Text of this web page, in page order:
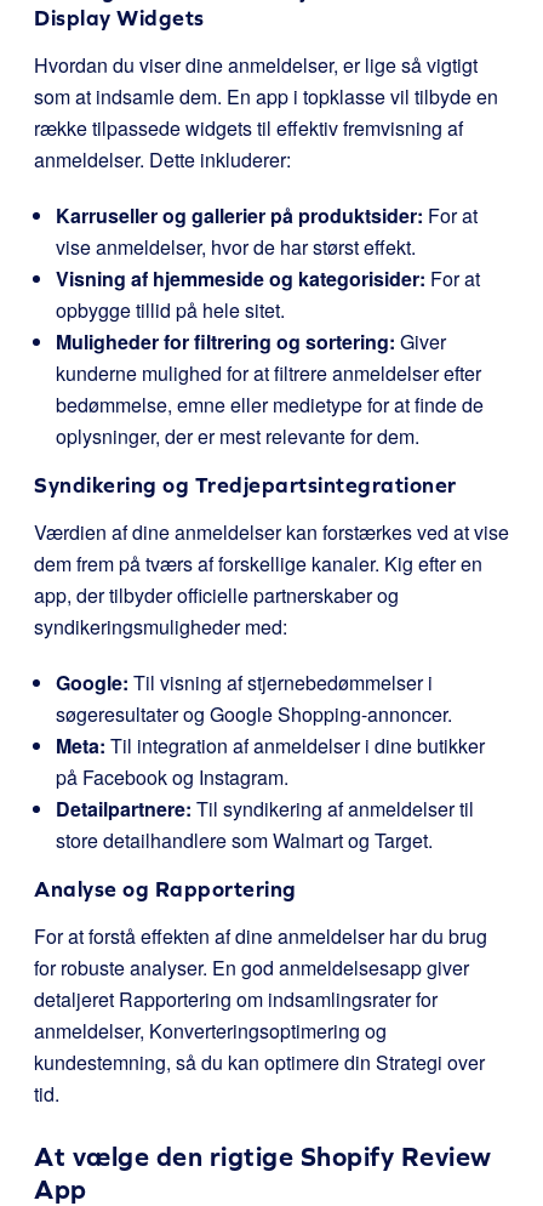
Display Widgets
Hvordan du viser dine anmeldelser, er lige så vigtigt
som at indsamle dem. En app i topklasse vil tilbyde en
række tilpassede widgets til effektiv fremvisning af
anmeldelser. Dette inkluderer:
Karruseller og gallerier på produktsider: For at
vise anmeldelser, hvor de har størst effekt.
Visning af hjemmeside og kategorisider: For at
opbygge tillid på hele sitet.
Muligheder for filtrering og sortering: Giver
kunderne mulighed for at filtrere anmeldelser efter
bedømmelse, emne eller medietype for at finde de
oplysninger, der er mest relevante for dem.
Syndikering og Tredjepartsintegrationer
Værdien af dine anmeldelser kan forstærkes ved at vise
dem frem på tværs af forskellige kanaler. Kig efter en
app, der tilbyder officielle partnerskaber og
syndikeringsmuligheder med:
Google: Til visning af stjernebedømmelser i
søgeresultater og Google Shopping-annoncer.
Meta: Til integration af anmeldelser i dine butikker
på Facebook og Instagram.
Detailpartnere: Til syndikering af anmeldelser til
store detailhandlere som Walmart og Target.
Analyse og Rapportering
For at forstå effekten af dine anmeldelser har du brug
for robuste analyser. En god anmeldelsesapp giver
detaljeret Rapportering om indsamlingsrater for
anmeldelser, Konverteringsoptimering og
kundestemning, så du kan optimere din Strategi over
tid.
At vælge den rigtige Shopify Review
App